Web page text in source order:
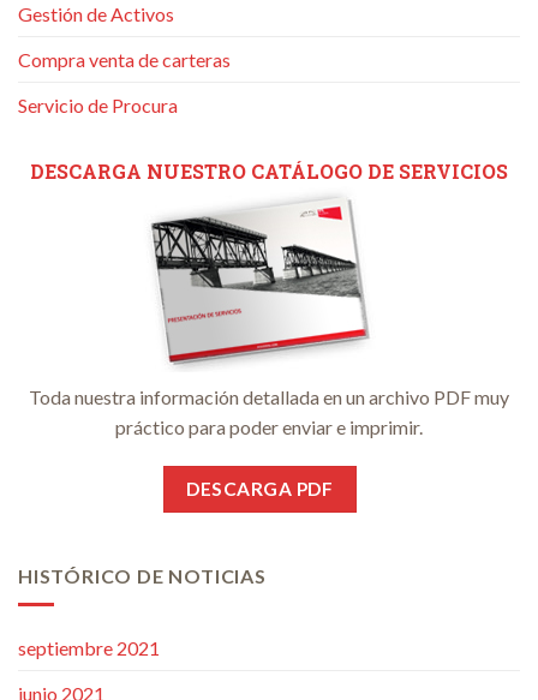
Gestión de Activos
Compra venta de carteras
Servicio de Procura
DESCARGA NUESTRO CATÁLOGO DE SERVICIOS
Toda nuestra información detallada en un archivo PDF muy
práctico para poder enviar e imprimir.
DESCARGA PDF
HISTÓRICO DE NOTICIAS
septiembre 2021
junio 2021